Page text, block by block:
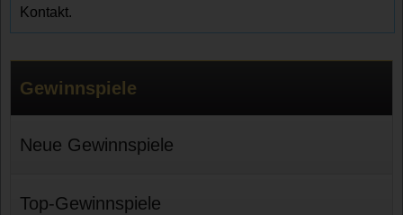
Kontakt.
Gewinnspiele
Neue Gewinnspiele
Top-Gewinnspiele